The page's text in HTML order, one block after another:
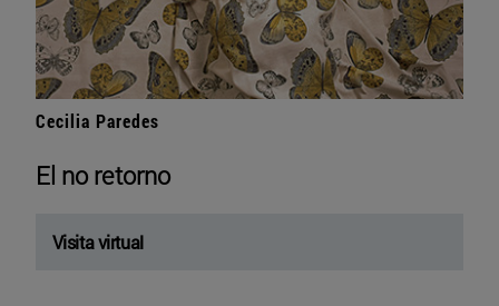
Cecilia Paredes
El no retorno
Visita virtual